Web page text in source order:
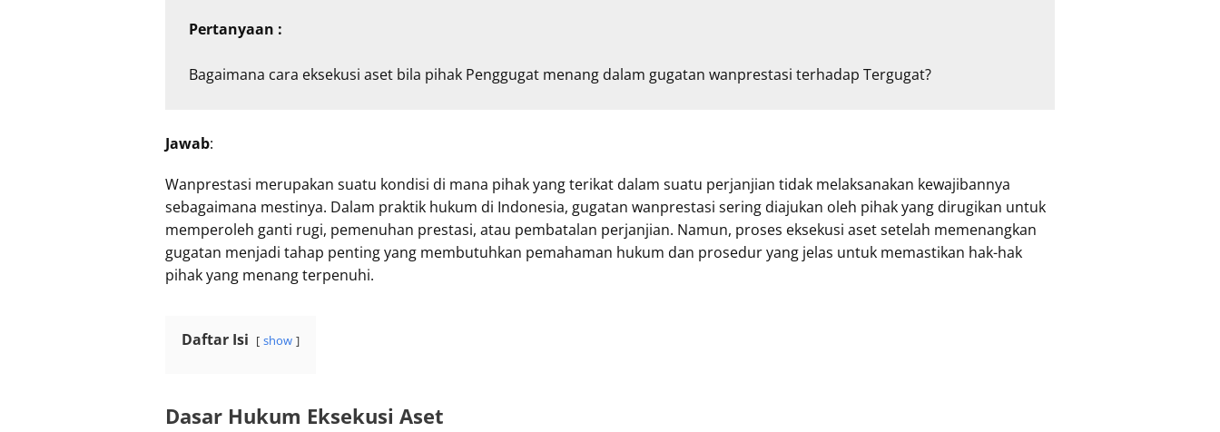
Pertanyaan :
Bagaimana cara eksekusi aset bila pihak Penggugat menang dalam gugatan wanprestasi terhadap Tergugat?
Jawab:
Wanprestasi merupakan suatu kondisi di mana pihak yang terikat dalam suatu perjanjian tidak melaksanakan kewajibannya
sebagaimana mestinya. Dalam praktik hukum di Indonesia, gugatan wanprestasi sering diajukan oleh pihak yang dirugikan untuk
memperoleh ganti rugi, pemenuhan prestasi, atau pembatalan perjanjian. Namun, proses eksekusi aset setelah memenangkan
gugatan menjadi tahap penting yang membutuhkan pemahaman hukum dan prosedur yang jelas untuk memastikan hak-hak
pihak yang menang terpenuhi.
Daftar Isi show
Dasar Hukum Eksekusi Aset